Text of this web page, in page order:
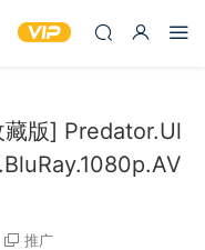
藏版] Predator.Ul
推广